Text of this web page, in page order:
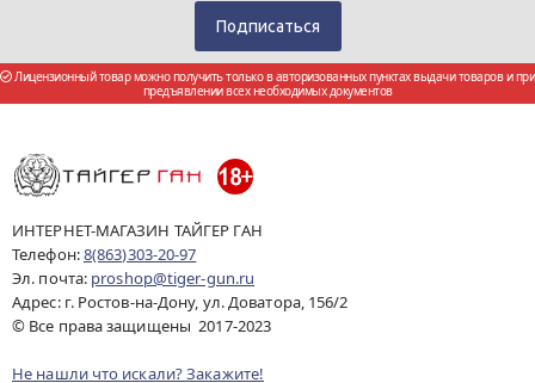
Лицензионный товар можно получить только в авторизованных пунктах выдачи товаров и при
предъявлении всех необходимых документов
ИНТЕРНЕТ-МАГАЗИН ТАЙГЕР ГАН
Телефон:8(863)303-20-97
Эл. почта: proshop@tiger-gun.ru
Адрес: г. Ростов-на-Дону, ул. Доватора, 156/2
© Все права защищены 2017-2023
Не нашли что искали? Закажите!